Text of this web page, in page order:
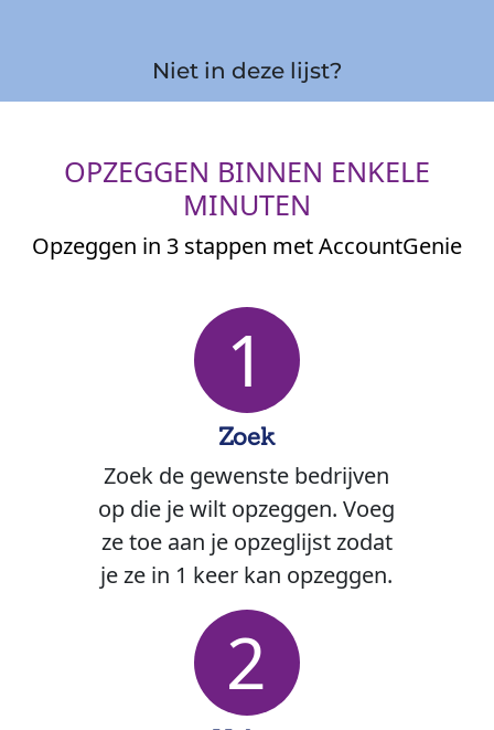
Niet in deze lijst?
OPZEGGEN BINNEN ENKELE
MINUTEN
Opzeggen in 3 stappen met AccountGenie
1
Zoek
Zoek de gewenste bedrijven
op die je wilt opzeggen. Voeg
ze toe aan je opzeglijst zodat
je ze in 1 keer kan opzeggen.
2